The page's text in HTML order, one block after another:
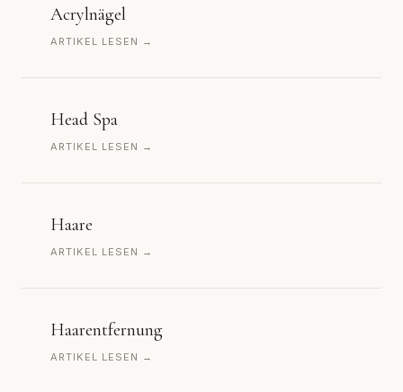
Acrylnägel
ARTIKEL LESEN →
Head Spa
ARTIKEL LESEN →
Haare
ARTIKEL LESEN →
Haarentfernung
ARTIKEL LESEN →